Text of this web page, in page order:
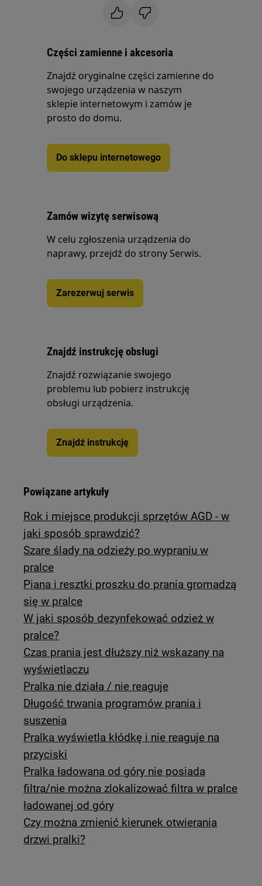
Części zamienne i akcesoria
Znajdź oryginalne części zamienne do
swojego urządzenia w naszym
sklepie internetowym i zamów je
prosto do domu.
Do sklepu internetowego
Zamów wizytę serwisową
W celu zgłoszenia urządzenia do
naprawy, przejdź do strony Serwis.
Zarezerwuj serwis
Znajdź instrukcję obsługi
Znajdź rozwiązanie swojego
problemu lub pobierz instrukcję
obsługi urządzenia.
Znajdź instrukcję
Powiązane artykuły
Rok i miejsce produkcji sprzętów AGD - w
jaki sposób sprawdzić?
Szare ślady na odzieży po wypraniu w
pralce
Piana i resztki proszku do prania gromadzą
się w pralce
W jaki sposób dezynfekować odzież w
pralce?
Czas prania jest dłuższy niż wskazany na
wyświetlaczu
Pralka nie działa / nie reaguje
Długość trwania programów prania i
suszenia
Pralka wyświetla kłódkę i nie reaguje na
przyciski
Pralka ładowana od góry nie posiada
filtra/nie można zlokalizować filtra w pralce
ładowanej od góry
Czy można zmienić kierunek otwierania
drzwi pralki?